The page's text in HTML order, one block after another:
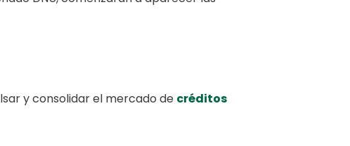
y consolidar el mercado de créditos